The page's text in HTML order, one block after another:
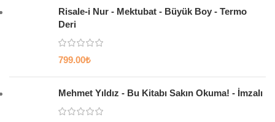
Risale-i Nur - Mektubat - Büyük Boy - Termo
Deri
799.00₺
Mehmet Yıldız - Bu Kitabı Sakın Okuma! - İmzalı